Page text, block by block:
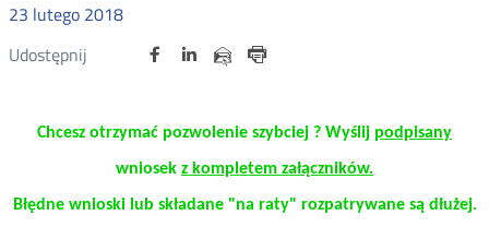
23 lutego 2018
Udostępnij
Udostępnij
Otwórz Udostępnij
na
OtwórzUdostępnij
na
OtwórzUdostępnij
przez
Chcesz otrzymać pozwolenie szybciej ? Wyślij podpisany
wniosek z kompletem załączników.
Błędne wnioski lub składane "na raty" rozpatrywane są dłużej.